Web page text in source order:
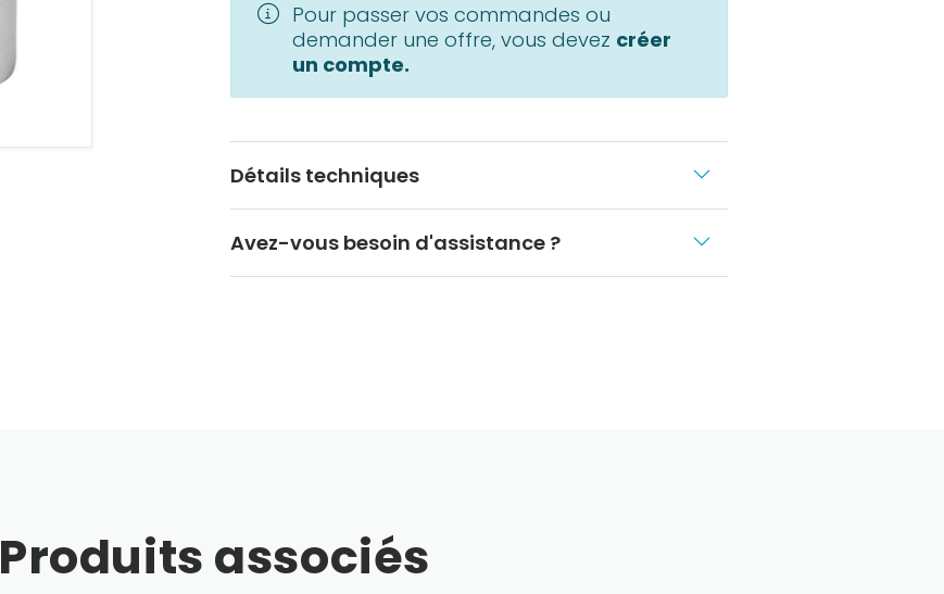
Pour passer vos commandes ou
demander une offre, vous devez créer
un compte.
Détails techniques
Avez-vous besoin d'assistance ?
Produits associés